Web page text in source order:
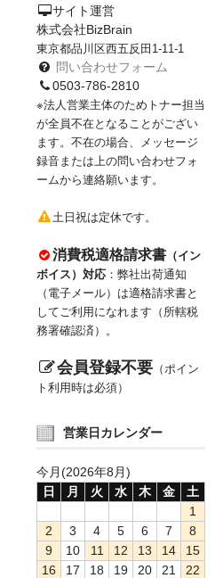
サイト運営
株式会社BizBrain
東京都品川区西五反田1-11-1
問い合わせフォーム
0503-786-2810
※法人営業主体のためトナー担当
が全員不在となることがござい
ます。不在の場合、メッセージ
録音または上の問い合わせフォ
ームから連絡願います。
土日祝は定休です。
消費税適格請求書 （イン
ボイス）対応 ：弊社出荷通知
（電子メール）は適格請求書と
してご利用になれます（所轄税
務署確認済）。
会員登録不要 （ポイン
ト利用時は必須）
営業日カレンダー
今月(2026年8月)
日
月 火 水 木 金
土
1
2
3 4 5 6 7
8
9
10 11 12 13 14
15
16
17 18 19 20 21
22